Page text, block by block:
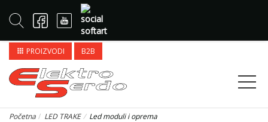
apps PROIZVODI B2B
Početna LED TRAKE Led moduli i oprema